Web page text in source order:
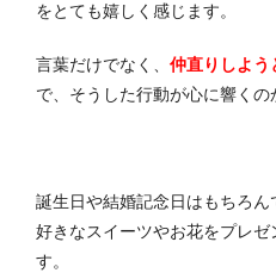
をとても嬉しく感じます。
言葉だけでなく、 仲直りしよう
で、そうした行動が心に響くの
誕生日や結婚記念日はもちろ
好きなスイーツやお花をプレ
す。